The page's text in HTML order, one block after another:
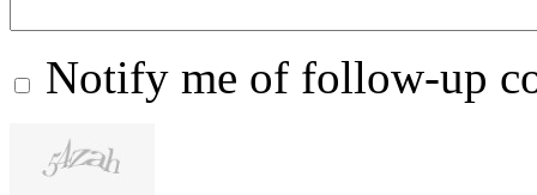
Notify me of follow-up